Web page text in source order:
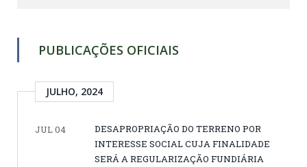
PUBLICAÇÕES OFICIAIS
JULHO, 2024
JUL 04
DESAPROPRIAÇÃO DO TERRENO POR
INTERESSE SOCIAL CUJA FINALIDADE
SERÁ A REGULARIZAÇÃO FUNDIÁRIA